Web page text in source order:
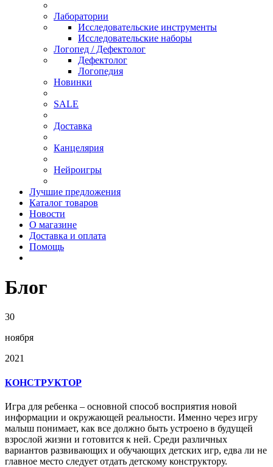
Лаборатории
Исследовательские инструменты
Исследовательские наборы
Логопед / Дефектолог
Дефектолог
Логопедия
Новинки
SALE
Доставка
Канцелярия
Нейроигры
Лучшие предложения
Каталог товаров
Новости
О магазине
Доставка и оплата
Помощь
Блог
30
ноября
2021
КОНСТРУКТОР
Игра для ребенка – основной способ восприятия новой
информации и окружающей реальности. Именно через игру
малыш понимает, как все должно быть устроено в будущей
взрослой жизни и готовится к ней. Среди различных
вариантов развивающих и обучающих детских игр, едва ли не
главное место следует отдать детскому конструктору.